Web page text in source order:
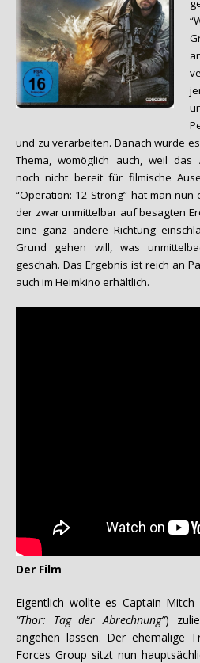
und zu verarbeiten. Danach wurde
Thema, womöglich auch, weil das
noch nicht bereit für filmische
“Operation: 12 Strong” hat man
der zwar unmittelbar auf besagten
eine ganz andere Richtung
Grund gehen will, was
geschah. Das Ergebnis ist reich an
auch im Heimkino erhältlich.
Der Film
Eigentlich wollte es Captain
“Thor: Tag der Abrechnung”)
angehen lassen. Der ehemalige
Forces Group sitzt nun